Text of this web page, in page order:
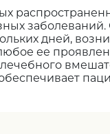
дней,
ее